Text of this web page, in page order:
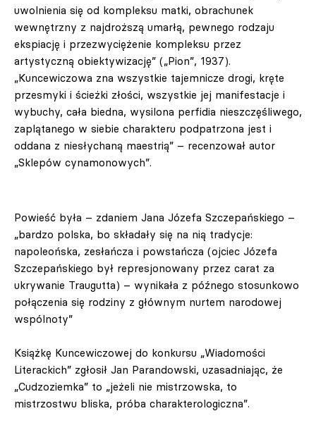
uwolnienia się od kompleksu matki, obrachunek
wewnętrzny z najdroższą umarłą, pewnego rodzaju
ekspiację i przezwyciężenie kompleksu przez
artystyczną obiektywizację” („Pion”, 1937).
„Kuncewiczowa zna wszystkie tajemnicze drogi, kręte
przesmyki i ścieżki złości, wszystkie jej manifestacje i
wybuchy, cała biedna, wysilona perfidia nieszczęśliwego,
zaplątanego w siebie charakteru podpatrzona jest i
oddana z niesłychaną maestrią” – recenzował autor
„Sklepów cynamonowych”.
Powieść była – zdaniem Jana Józefa Szczepańskiego –
„bardzo polska, bo składały się na nią tradycje:
napoleońska, zesłańcza i powstańcza (ojciec Józefa
Szczepańskiego był represjonowany przez carat za
ukrywanie Traugutta) – wynikała z późnego stosunkowo
połączenia się rodziny z głównym nurtem narodowej
wspólnoty”
Książkę Kuncewiczowej do konkursu „Wiadomości
Literackich” zgłosił Jan Parandowski, uzasadniając, że
„Cudzoziemka” to „jeżeli nie mistrzowska, to
mistrzostwu bliska, próba charakterologiczna”.